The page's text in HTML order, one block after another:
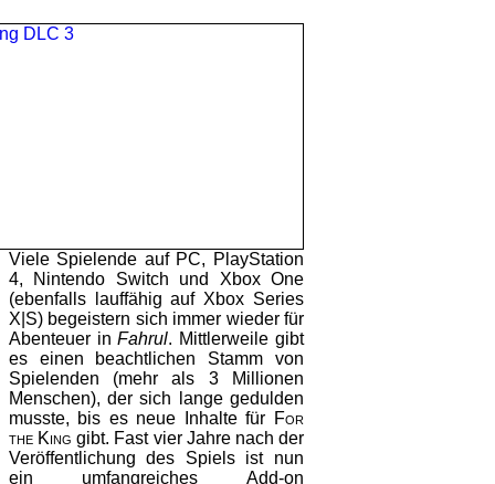
Viele Spielende auf PC, PlayStation
4, Nintendo Switch und Xbox One
(ebenfalls lauffähig auf Xbox Series
X|S) begeistern sich immer wieder für
Abenteuer inFahrul. Mittlerweile gibt
es einen beachtlichen Stamm von
Spielenden (mehr als 3 Millionen
Menschen), der sich lange gedulden
musste, bis es neue Inhalte für For
the King gibt. Fast vier Jahre nach der
Veröffentlichung des Spiels ist nun
ein umfangreiches Add-on